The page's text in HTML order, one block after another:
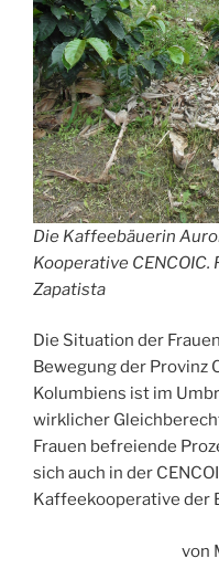
Die Kaffeebäuerin
Kooperative
Zapatista
Die Situation der
Bewegung der Provinz
Kolumbiens ist im
wirklicher
Frauen befreiende
sich auch in der
Kaffeekooperative der
von